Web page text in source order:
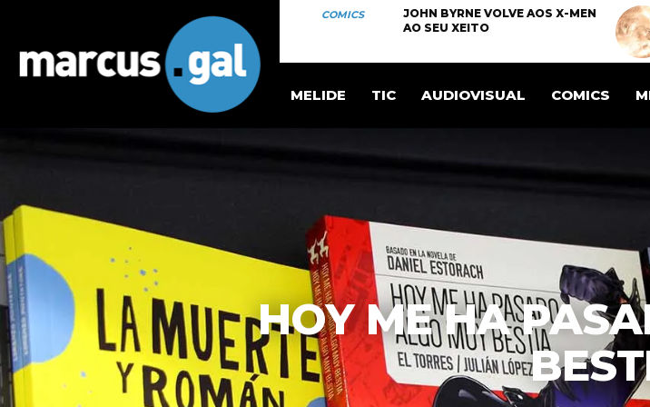
COMICS
JOHN BYRNE VOLVE AOS X-MEN
AO SEU XEITO
MELIDE TIC AUDIOVISUAL COMICS
HOY ME HA